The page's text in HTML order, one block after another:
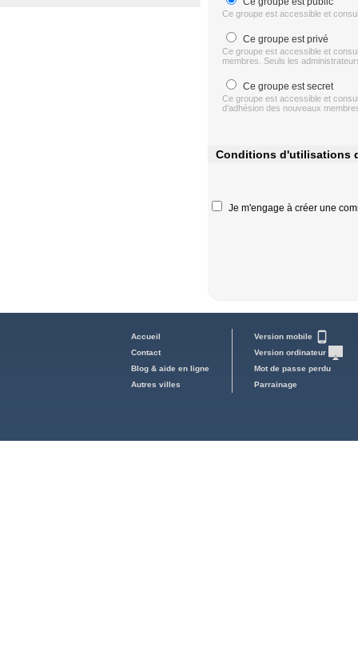
Ce groupe est accessible et
Ce groupe est privé
Ce groupe est accessible et
membres. Seuls les
Ce groupe est secret
Ce groupe est accessible et
d'adhésion des nouveaux
Conditions d'utilisations
Je m'engage à créer une
Accueil
Contact
Blog & aide en ligne
Autres villes
Version mobile
Version ordinateur
Mot de passe perdu
Parrainage